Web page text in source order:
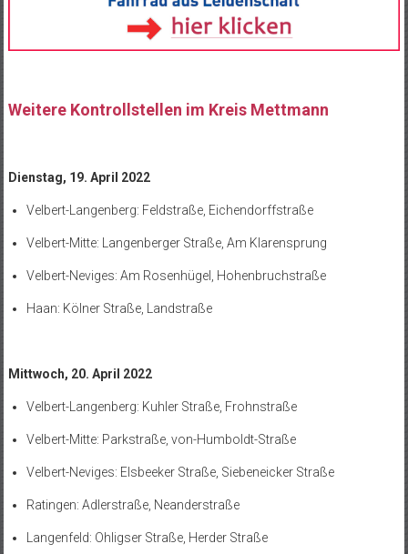
Weitere Kontrollstellen im Kreis Mettmann
Dienstag, 19. April 2022
Velbert-Langenberg: Feldstraße, Eichendorffstraße
Velbert-Mitte: Langenberger Straße, Am Klarensprung
Velbert-Neviges: Am Rosenhügel, Hohenbruchstraße
Haan: Kölner Straße, Landstraße
Mittwoch, 20. April 2022
Velbert-Langenberg: Kuhler Straße, Frohnstraße
Velbert-Mitte: Parkstraße, von-Humboldt-Straße
Velbert-Neviges: Elsbeeker Straße, Siebeneicker Straße
Ratingen: Adlerstraße, Neanderstraße
Langenfeld: Ohligser Straße, Herder Straße